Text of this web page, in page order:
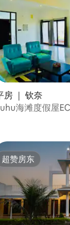
（满分 5 分）
房 ｜ 钦奈
海滩度假屋
超赞房东
超赞房东